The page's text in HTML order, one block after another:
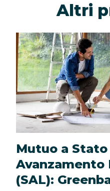
Altri
Mutuo a Stato
Avanzamento
(SAL):